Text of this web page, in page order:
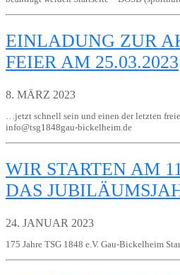
EINLADUNG ZUR
FEIER AM 25.03.2023
8. MÄRZ 2023
…jetzt schnell sein und einen der letzten
info@tsg1848gau-bickelheim.de
WIR STARTEN AM
DAS
24. JANUAR 2023
175 Jahre TSG 1848 e.V. Gau-Bickelheim